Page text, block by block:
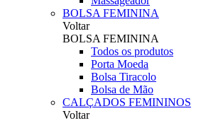
BOLSA FEMININA
Voltar
BOLSA FEMININA
Todos os produtos
Porta Moeda
Bolsa Tiracolo
Bolsa de Mão
CALÇADOS FEMININOS
Voltar